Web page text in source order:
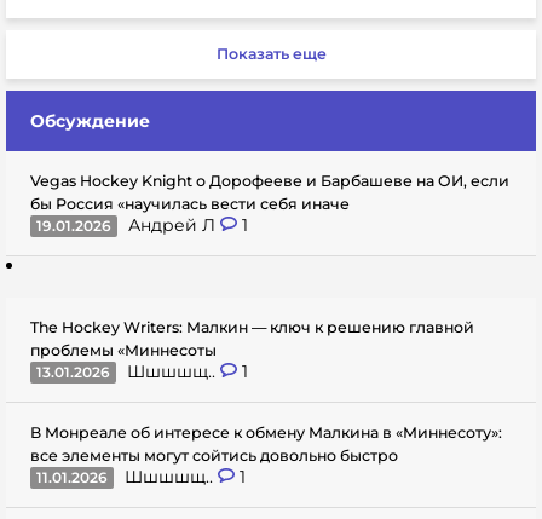
Показать еще
Обсуждение
Vegas Hockey Knight о Дорофееве и Барбашеве на ОИ, если
бы Россия «научилась вести себя иначе
19.01.2026
Андрей Л 1
The Hockey Writers: Малкин — ключ к решению главной
проблемы «Миннесоты
13.01.2026
Шшшшщ.. 1
В Монреале об интересе к обмену Малкина в «Миннесоту»:
все элементы могут сойтись довольно быстро
11.01.2026
Шшшшщ.. 1